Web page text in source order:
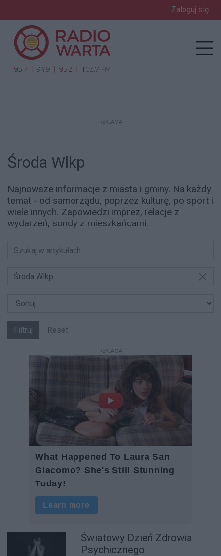
Zaloguj się
REKLAMA
Środa Wlkp
Najnowsze informacje z miasta i gminy. Na każdy
temat - od samorządu, poprzez kulturę, po sport i
wiele innych. Zapowiedzi imprez, relacje z
wydarzeń, sondy z mieszkańcami.
Środa Wlkp
Filtruj Reset
REKLAMA
Światowy Dzień Zdrowia
Psychicznego